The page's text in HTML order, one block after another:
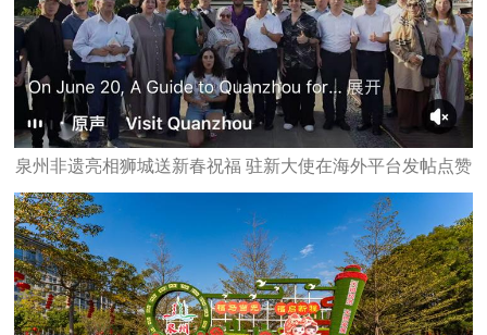
泉州非遗亮相狮城送新春祝福 驻新大使在海外平台发帖点赞